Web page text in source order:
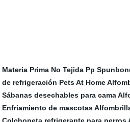
Materia Prima No Tejida Pp
de refrigeración Pets At Home
Sábanas desechables para cama
Enfriamiento de mascotas